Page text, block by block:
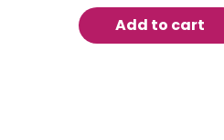
Add to cart